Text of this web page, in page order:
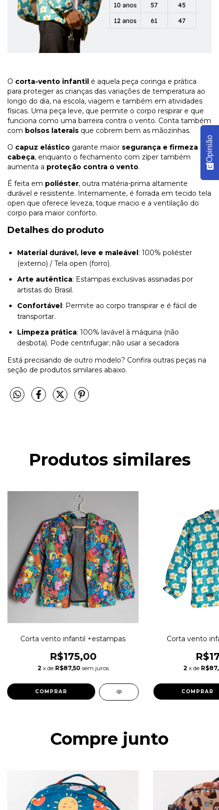
O corta-vento infantil é aquela peça coringa e prática
para proteger as crianças das variações de temperatura ao
longo do dia, na escola, viagem e também em atividades
físicas. Uma peça leve, que permite o corpo respirar e que
funciona como uma barreira contra o vento. Conta também
com bolsos laterais que cobrem bem as mãozinhas.
O capuz elástico garante maior segurança e firmeza à
cabeça, enquanto o fechamento com zíper também
aumenta a proteção contra o vento.
É feita em poliéster, outra matéria-prima altamente
durável e resistente. Internamente, é forrada em tecido tela
open que oferece leveza, toque macio e a ventilação do
corpo para maior conforto.
Detalhes do produto
Material durável, leve e maleável: 100% poliéster
(externo) / Tela open (forro).
Arte autêntica: Estampas exclusivas assinadas por
artistas do Brasil.
Confortável: Permite ao corpo transpirar e é fácil de
transportar.
Limpeza prática: 100% lavável à máquina (não
desbota). Pode centrifugar; não usar a secadora
Está precisando de outro modelo? Confira outras peças na
seção de produtos similares abaixo.
Produtos similares
Corta vento infantil +estampas
R$175,00
2 x de R$87,50 sem juros
COMPRAR
Corta vento
2 x de
COMPRAR
Compre junto
Opinião